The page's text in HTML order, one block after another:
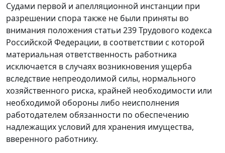
Судами первой и апелляционной инстанции при
разрешении спора также не были приняты во
внимания положения статьи 239 Трудового кодекса
Российской Федерации, в соответствии с которой
материальная ответственность работника
исключается в случаях возникновения ущерба
вследствие непреодолимой силы, нормального
хозяйственного риска, крайней необходимости или
необходимой обороны либо неисполнения
работодателем обязанности по обеспечению
надлежащих условий для хранения имущества,
вверенного работнику.